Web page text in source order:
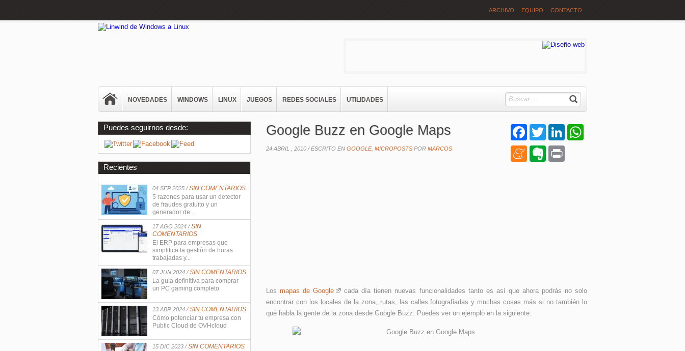
ARCHIVO EQUIPO CONTACTO
NOVEDADES WINDOWS LINUX JUEGOS REDES SOCIALES UTILIDADES
FacebookTwitter LinkedIn
MeneameEvernote
Google Buzz en Google Maps
24 ABRIL , 2010 /ESCRITO EN GOOGLE, MICROPOSTS POR MARCOS
Losmapas de Google
cada día tienen nuevas funcionalidades tanto es así que ahora podrás no solo
encontrar con los locales de la zona, rutas, las calles fotografiadas y muchas cosas más si no también lo
que habla la gente de la zona desde Google Buzz. Puedes ver un ejemplo en la siguiente:
Puedes seguirnos desde:
Recientes
04 SEP 2025 /SIN COMENTARIOS
5 razones para usar un detector
de fraudes gratuito y un
generador de...
17 AGO 2024 /SIN
COMENTARIOS
El ERP para empresas que
simplifica la gestión de horas
trabajadas y...
07 JUN 2024 /SIN COMENTARIOS
La guía definitiva para comprar
un PC gaming completo
13 ABR 2024 /SIN COMENTARIOS
Cómo potenciar tu empresa con
Public Cloud de OVHcloud
15 DIC 2023 /SIN COMENTARIOS